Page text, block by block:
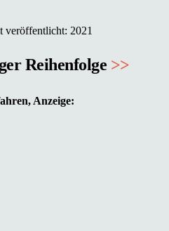
veröffentlicht: 2021
Reihenfolge >>
Anzeige: